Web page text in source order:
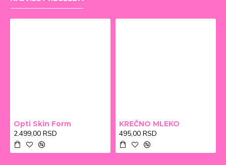
Opti Skin Form
2.499,00 RSD
KREČNO MLEKO
495,00 RSD